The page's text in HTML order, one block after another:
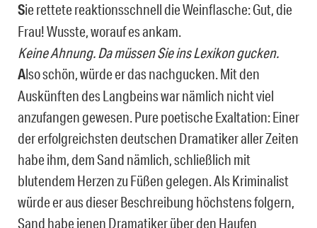
Sie rettete reaktionsschnell die Weinflasche: Gut, die
Frau! Wusste, worauf es ankam.
Keine Ahnung. Da müssen Sie ins Lexikon gucken.
Also schön, würde er das nachgucken. Mit den
Auskünften des Langbeins war nämlich nicht viel
anzufangen gewesen. Pure poetische Exaltation: Einer
der erfolgreichsten deutschen Dramatiker aller Zeiten
habe ihm, dem Sand nämlich, schließlich mit
blutendem Herzen zu Füßen gelegen. Als Kriminalist
würde er aus dieser Beschreibung höchstens folgern,
Sand habe jenen Dramatiker über den Haufen